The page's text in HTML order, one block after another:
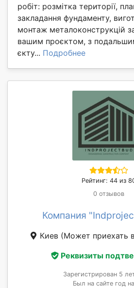
робіт: розмітка території,
закладання фундаменту,
монтаж металоконструкцій
вашим проєктом, з
єкту... Подробнее
Рейтинг: 44 из
0 отзывов
Компания
Киев (Может приехать
Реквизиты
Зарегистрирован 5
Был на сайте год